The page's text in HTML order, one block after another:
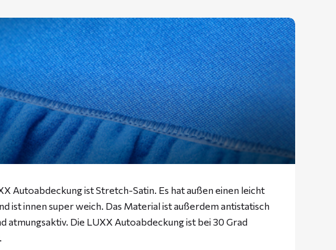
Autoabdeckung ist Stretch-Satin. Es hat außen einen leicht
ist innen super weich. Das Material ist außerdem antistatisch
atmungsaktiv. Die LUXX Autoabdeckung ist bei 30 Grad